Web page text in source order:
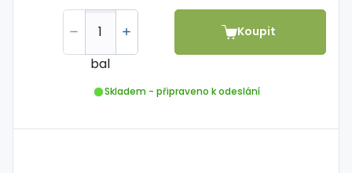
bal
Koupit
Skladem - připraveno k odeslání